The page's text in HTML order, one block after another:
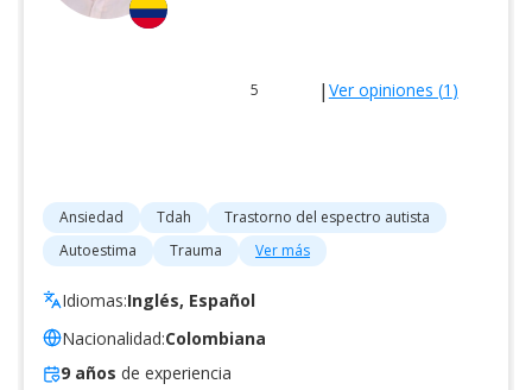
5 | Ver opiniones (1 )
Ansiedad Tdah
Trastorno del espectro autista
Autoestima
Trauma Ver más
Idiomas:Inglés, Español
Nacionalidad:Colombiana
9 años de experiencia